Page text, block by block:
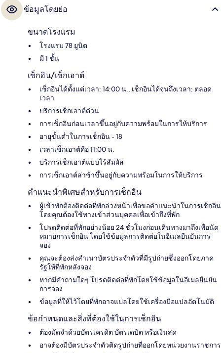
ข้อมูลโดยย่อ
ขนาดโรงแรม
โรงแรม 78 ยูนิต
มี 1 ชั้น
เช็กอิน/เช็กเอาต์
เช็กอินได้ตั้งแต่เวลา: 14:00 น., เช็กอินได้จนถึงเวลา: ตลอด
เวลา
บริการเช็กเอาต์ด่วน
การเช็กอินก่อนเวลาขึ้นอยู่กับความพร้อมในการให้บริการ
อายุขั้นต่ำในการเช็กอิน - 18
เวลาเช็กเอาต์คือ 11:00 น.
บริการเช็กเอาต์แบบไร้สัมผัส
การเช็กเอาต์ล่าช้าขึ้นอยู่กับความพร้อมในการให้บริการ
คำแนะนำพิเศษสำหรับการเช็กอิน
ผู้เข้าพักต้องติดต่อที่พักล่วงหน้าเพื่อขอคำแนะนำในการเช็กอิน
โดยคุณต้องใช้ทางเข้าส่วนบุคคลเพื่อเข้าถึงที่พัก
โปรดติดต่อที่พักอย่างน้อย 24 ชั่วโมงก่อนเดินทางมาถึงเพื่อนัด
หมายการเช็กอิน โดยใช้ข้อมูลการติดต่อในอีเมลยืนยันการ
จอง
คุณจะต้องส่งสำเนาบัตรประจำตัวที่​มีรูปถ่ายซึ่งออกโดยภาค
รัฐให้ที่พักหลังจอง
หากมีคำถามใดๆ โปรดติดต่อที่พักโดยใช้ข้อมูลในอีเมลยืนยัน
การจอง
ข้อมูลที่ให้ไว้โดยที่พักอาจแปลโดยใช้เครื่องมือแปลอัตโนมัติ
ข้อกำหนดและสิ่งที่ต้องใช้ในการเช็กอิน
ต้องมัดจำด้วยบัตรเครดิต บัตรเดบิต หรือเงินสด
อาจต้องมีบัตรประจำตัวติดรูปถ่ายที่ออกโดยหน่วยงานราชการ